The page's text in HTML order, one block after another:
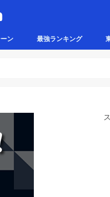
ン 最強ランキング